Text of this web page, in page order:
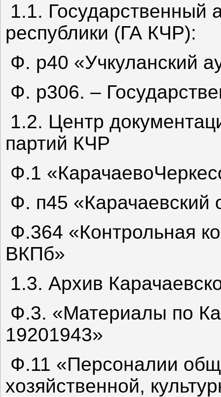
1.1. Государственный
республики (ГА КЧР):
Ф. р40 «Учкуланский
Ф. р306. –
1.2. Центр
партий КЧР
Ф.1
Ф. п45 «Карачаевский
Ф.364 «Контрольная
ВКПб»
1.3. Архив
Ф.3. «Материалы по
19201943»
Ф.11 «Персоналии
хозяйственной,